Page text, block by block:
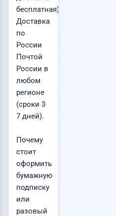
бесплатная).
Доставка
по
России
Почтой
России в
любом
регионе
(сроки 3
7 дней).
Почему
стоит
оформить
бумажную
подписку
или
разовый